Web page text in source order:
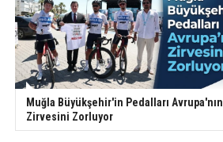
Muğla Büyükşehir'in Pedalları Avrupa'nın
Zirvesini Zorluyor